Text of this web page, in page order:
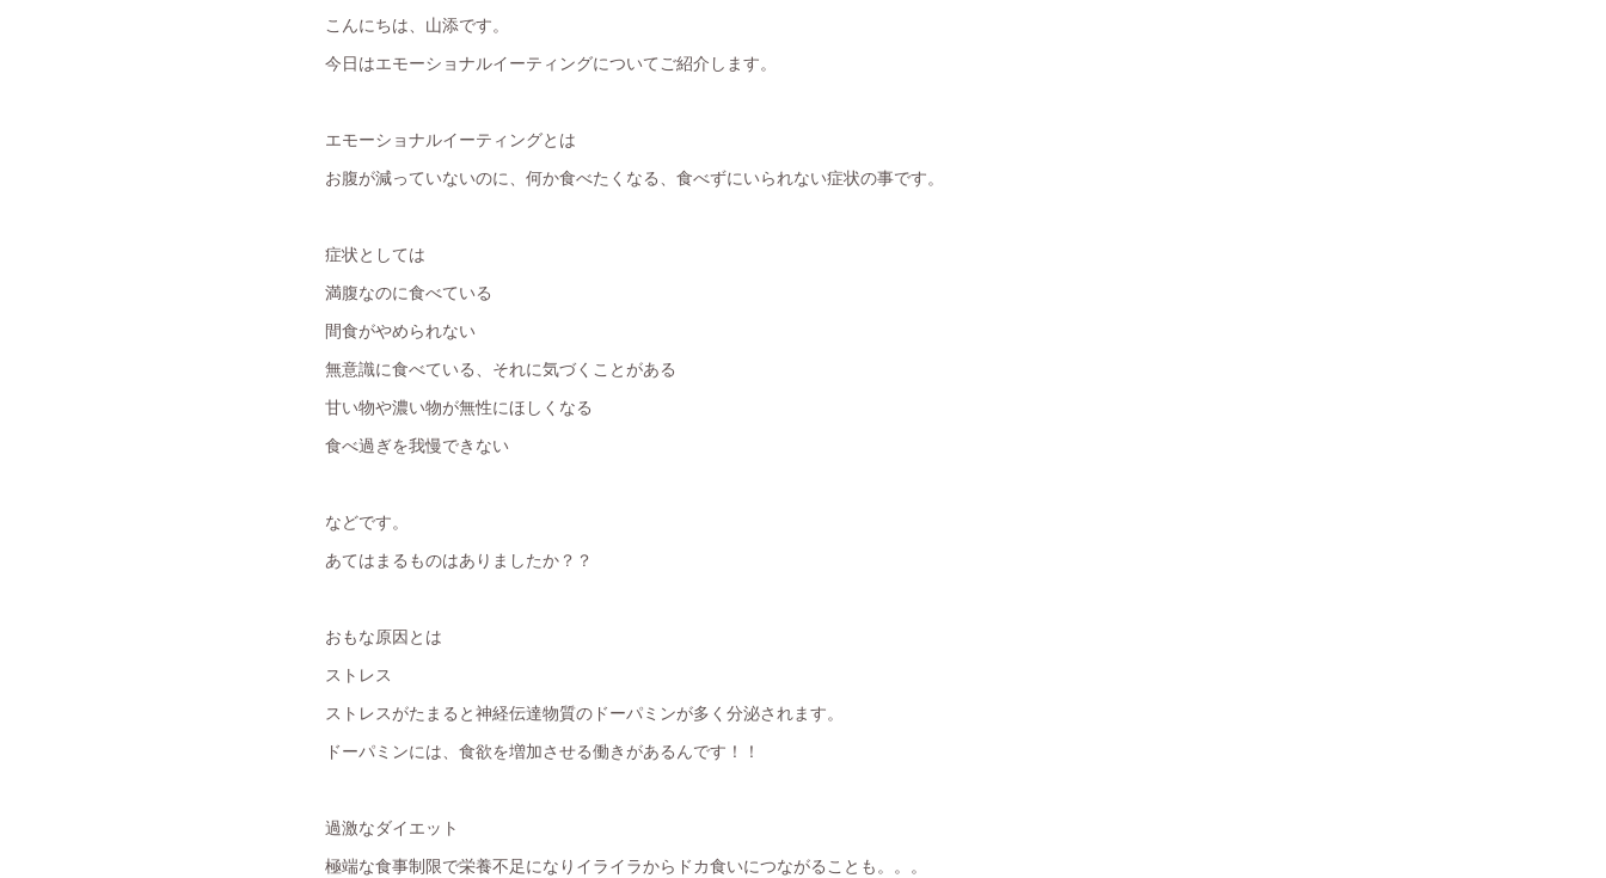
こんにちは、山添です。
今日はエモーショナルイーティングについてご紹介します。
エモーショナルイーティングとは
お腹が減っていないのに、何か食べたくなる、食べずにいられない症状の事です。
症状としては
満腹なのに食べている
間食がやめられない
無意識に食べている、それに気づくことがある
甘い物や濃い物が無性にほしくなる
食べ過ぎを我慢できない
などです。
あてはまるものはありましたか？？
おもな原因とは
ストレス
ストレスがたまると神経伝達物質のドーパミンが多く分泌されます。
ドーパミンには、食欲を増加させる働きがあるんです！！
過激なダイエット
極端な食事制限で栄養不足になりイライラからドカ食いにつながることも。。。